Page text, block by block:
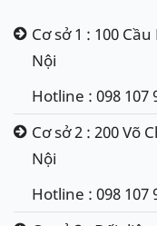
Cơ sở 1 : 100
Nội
Hotline : 098 107
Cơ sở 2 : 200 Võ
Nội
Hotline : 098 107